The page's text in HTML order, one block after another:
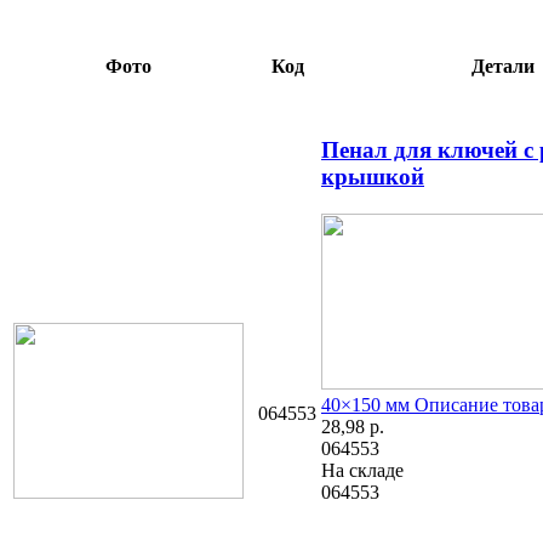
Фото Код Детали
064553
Пенал для ключей с
крышкой
40×150 мм Описание
28,98 р.
064553
На складе
064553